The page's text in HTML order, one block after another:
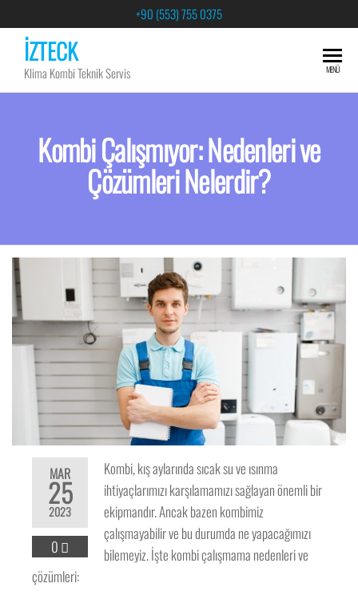
+90 (553) 755 0375
İZTECK
Klima Kombi Teknik Servis MENÜ
Kombi Çalışmıyor: Nedenleri ve
Çözümleri Nelerdir?
MAR
25
2023
0
Kombi, kış aylarında sıcak su ve ısınma
ihtiyaçlarımızı karşılamamızı sağlayan önemli bir
ekipmandır. Ancak bazen kombimiz
çalışmayabilir ve bu durumda ne yapacağımızı
bilemeyiz. İşte kombi çalışmama nedenleri ve
çözümleri: